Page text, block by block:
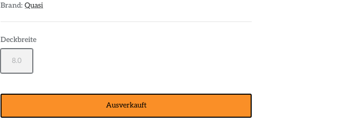
Brand: Quasi
Deckbreite
8.0
Ausverkauft